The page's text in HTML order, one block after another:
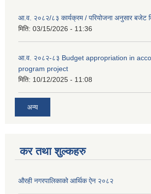
आ.व. २०८२/८३ कार्यक्रम / परियोजना अनुसार बजेट
मिति: 03/15/2026 - 11:36
आ.व. २०८२-८३ Budget appropriation in
program project
मिति: 10/12/2025 - 11:08
अन्य
कर तथा शुल्कहरु
औरही नगरपालिकाको आर्थिक ऐन २०८२